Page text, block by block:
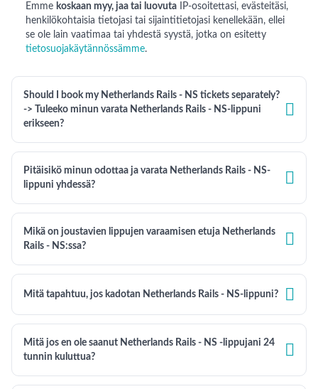
Emme koskaan myy, jaa tai luovuta IP-osoitettasi, evästeitäsi,
henkilökohtaisia tietojasi tai sijaintitietojasi kenellekään, ellei
se ole lain vaatimaa tai yhdestä syystä, jotka on esitetty
tietosuojakäytännössämme.
Should I book my Netherlands Rails - NS tickets separately?
-> Tuleeko minun varata Netherlands Rails - NS-lippuni
erikseen?

Pitäisikö minun odottaa ja varata Netherlands Rails - NS-
lippuni yhdessä?

Mikä on joustavien lippujen varaamisen etuja Netherlands
Rails - NS:ssa?

Mitä tapahtuu, jos kadotan Netherlands Rails - NS-lippuni? 
Mitä jos en ole saanut Netherlands Rails - NS -lippujani 24
tunnin kuluttua?
